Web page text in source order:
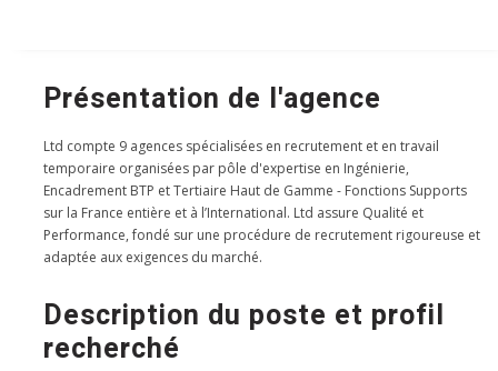
Présentation de l'agence
Ltd compte 9 agences spécialisées en recrutement et en travail
temporaire organisées par pôle d'expertise en Ingénierie,
Encadrement BTP et Tertiaire Haut de Gamme - Fonctions Supports
sur la France entière et à l’International. Ltd assure Qualité et
Performance, fondé sur une procédure de recrutement rigoureuse et
adaptée aux exigences du marché.
Description du poste et profil
recherché